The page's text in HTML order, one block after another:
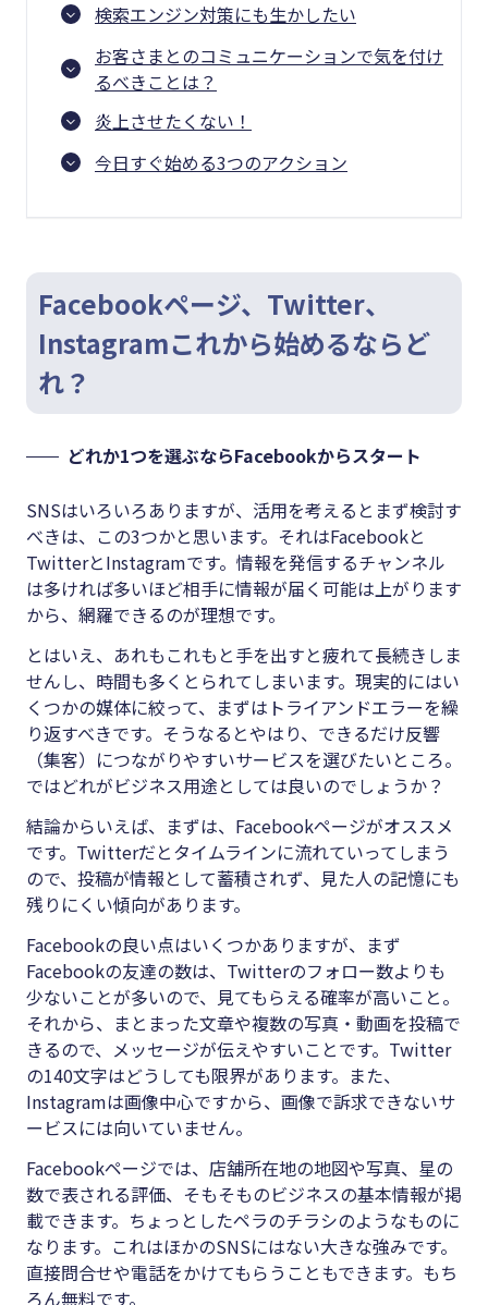
検索エンジン対策にも生かしたい
お客さまとのコミュニケーションで気を付け
るべきことは？
炎上させたくない！
今日すぐ始める3つのアクション
Facebookページ、Twitter、
Instagramこれから始めるならど
れ？
どれか1つを選ぶならFacebookからスタート
SNSはいろいろありますが、活用を考えるとまず検討す
べきは、この3つかと思います。それはFacebookと
TwitterとInstagramです。情報を発信するチャンネル
は多ければ多いほど相手に情報が届く可能は上がります
から、網羅できるのが理想です。
とはいえ、あれもこれもと手を出すと疲れて長続きしま
せんし、時間も多くとられてしまいます。現実的にはい
くつかの媒体に絞って、まずはトライアンドエラーを繰
り返すべきです。そうなるとやはり、できるだけ反響
（集客）につながりやすいサービスを選びたいところ。
ではどれがビジネス用途としては良いのでしょうか？
結論からいえば、まずは、Facebookページがオススメ
です。Twitterだとタイムラインに流れていってしまう
ので、投稿が情報として蓄積されず、見た人の記憶にも
残りにくい傾向があります。
Facebookの良い点はいくつかありますが、まず
Facebookの友達の数は、Twitterのフォロー数よりも
少ないことが多いので、見てもらえる確率が高いこと。
それから、まとまった文章や複数の写真・動画を投稿で
きるので、メッセージが伝えやすいことです。Twitter
の140文字はどうしても限界があります。また、
Instagramは画像中心ですから、画像で訴求できないサ
ービスには向いていません。
Facebookページでは、店舗所在地の地図や写真、星の
数で表される評価、そもそものビジネスの基本情報が掲
載できます。ちょっとしたペラのチラシのようなものに
なります。これはほかのSNSにはない大きな強みです。
直接問合せや電話をかけてもらうこともできます。もち
ろん無料です。